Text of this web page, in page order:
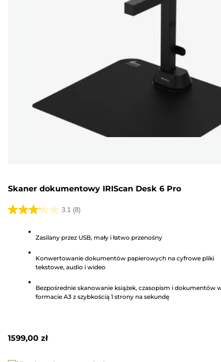
Skaner dokumentowy IRIScan Desk 6 Pro
3.1 (8)
3.1
gwiazdek.
Zasilany przez USB, mały i łatwo przenośny
Konwertowanie dokumentów papierowych na cyfrowe pliki
tekstowe, audio i wideo
Bezpośrednie skanowanie książek, czasopism i dokumentów
formacie A3 z szybkością 1 strony na sekundę
1599,00 zł